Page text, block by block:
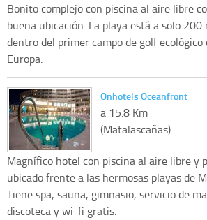
Bonito complejo con piscina al aire libre
buena ubicación. La playa está a solo
dentro del primer campo de golf ecológico
Europa.
Onhotels Oceanfront
a 15.8 Km
(Matalascañas)
Magnífico hotel con piscina al aire libre y
ubicado frente a las hermosas playas de
Tiene spa, sauna, gimnasio, servicio de
discoteca y wi-fi gratis.